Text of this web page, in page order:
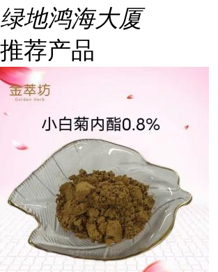
绿地鸿海大厦
推荐产品